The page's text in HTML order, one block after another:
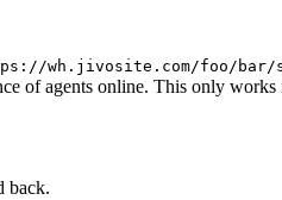
wh.jivosite.com/foo/bar/
of agents online. This only
back.